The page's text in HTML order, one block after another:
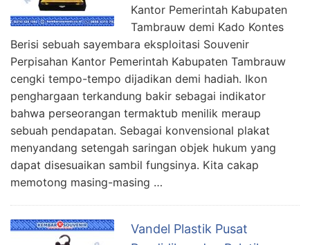
Kantor Pemerintah Kabupaten
Tambrauw demi Kado Kontes
Berisi sebuah sayembara eksploitasi Souvenir
Perpisahan Kantor Pemerintah Kabupaten Tambrauw
cengki tempo-tempo dijadikan demi hadiah. Ikon
penghargaan terkandung bakir sebagai indikator
bahwa perseorangan termaktub menilik meraup
sebuah pendapatan. Sebagai konvensional plakat
menyandang setengah saringan objek hukum yang
dapat disesuaikan sambil fungsinya. Kita cakap
memotong masing-masing …
Vandel Plastik Pusat